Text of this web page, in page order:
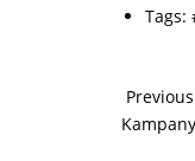
Tags: